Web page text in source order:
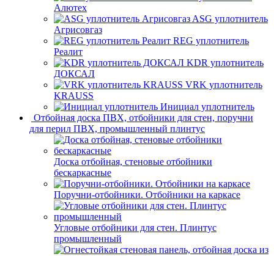
Алютех
ASG уплотнитель
Агрисовгаз
REG уплотнитель
Реалит
KDR уплотнитель
ДОКСАЛ
VRK уплотнитель
KRAUSS
Инициал уплотнитель
Отбойная доска ПВХ, отбойники для стен, поручни
для перил ПВХ, промышленный плинтус
Доска отбойная, стеновые отбойники
бескаркасные
Поручни-отбойники. Отбойники на каркасе
Угловые отбойники для стен. Плинтус
промышленный